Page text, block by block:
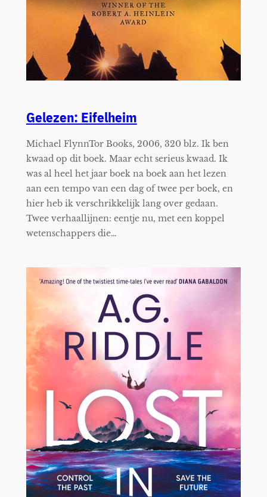
Gelezen: Eifelheim
Michael FlynnTor Books, 2006, 320 blz. Ik ben
kwaad op dit boek. Maar echt serieus kwaad. Ik
was al heel het jaar boek na boek aan het lezen
aan een tempo van een dag of twee per boek, en
hier heb ik verschrikkelijk lang over gedaan.
Twee verhaallijnen: eentje nu, met een koppel
wetenschappers die…